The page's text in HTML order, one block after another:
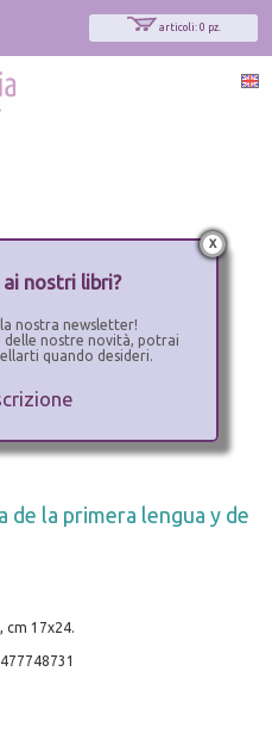
articoli: 0 pz.
de la primera lengua y de
cm 17x24.
x
nostri libri?
nostra newsletter!
delle nostre novità, potrai
quando desideri.